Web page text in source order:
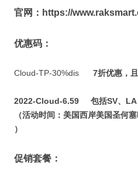
官网：https://
优惠码：
Cloud-TP-30%dis 7折优惠，
2022-Cloud-6.59 包括SV、LA
（活动时间：美国西岸美国圣何
）
促销套餐：